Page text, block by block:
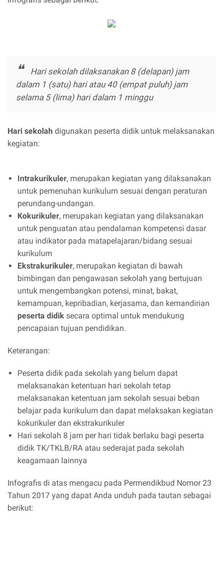
Hari sekolah dilaksanakan 8 (delapan) jam
dalam 1 (satu) hari atau 40 (empat puluh) jam
selama 5 (lima) hari dalam 1 minggu
Hari sekolah digunakan peserta didik untuk melaksanakan
kegiatan:
Intrakurikuler, merupakan kegiatan yang dilaksanakan
untuk pemenuhan kurikulum sesuai dengan peraturan
perundang-undangan.
Kokurikuler, merupakan kegiatan yang dilaksanakan
untuk penguatan atau pendalaman kompetensi dasar
atau indikator pada matapelajaran/bidang sesuai
kurikulum
Ekstrakurikuler, merupakan kegiatan di bawah
bimbingan dan pengawasan sekolah yang bertujuan
untuk mengembangkan potensi, minat, bakat,
kemampuan, kepribadian, kerjasama, dan kemandirian
peserta didik secara optimal untuk mendukung
pencapaian tujuan pendidikan.
Keterangan:
Peserta didik pada sekolah yang belum dapat
melaksanakan ketentuan hari sekolah tetap
melaksanakan ketentuan jam sekolah sesuai beban
belajar pada kurikulum dan dapat melaksakan kegiatan
kokurikuler dan ekstrakurikuler
Hari sekolah 8 jam per hari tidak berlaku bagi peserta
didik TK/TKLB/RA atau sederajat pada sekolah
keagamaan lainnya
Infografis di atas mengacu pada Permendikbud Nomor 23
Tahun 2017 yang dapat Anda unduh pada tautan sebagai
berikut: